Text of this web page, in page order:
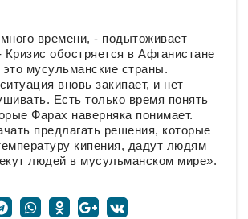
времени, - подытоживает
обостряется в Афганистане
мусульманские страны.
вновь закипает, и нет
Есть только время понять
Фарах наверняка понимает.
предлагать решения, которые
кипения, дадут людям
людей в мусульманском мире».